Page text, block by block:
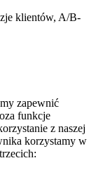
klientów, A/B-
zapewnić
funkcje
z naszej
korzystamy w